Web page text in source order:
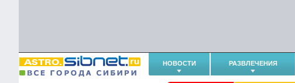
НОВОСТИ РАЗВЛЕЧЕНИЯ